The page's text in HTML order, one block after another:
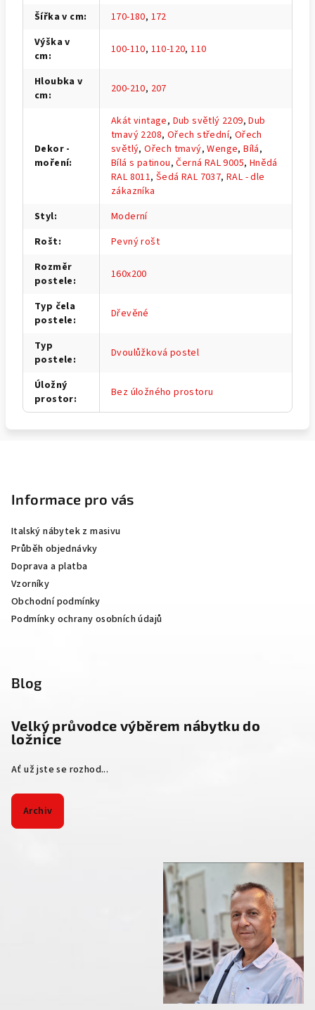
Šířka v cm: 170-180, 172
Výška v
cm: 100-110, 110-120,110
Hloubka v
cm: 200-210, 207
Dekor -
moření:
Akát vintage, Dub světlý 2209,Dub
tmavý 2208, Ořech střední, Ořech
světlý,Ořech tmavý,Wenge,Bílá,
Bílá s patinou,Černá RAL 9005, Hnědá
RAL 8011,Šedá RAL 7037,RAL - dle
zákazníka
Styl:
Moderní
Rošt:
Pevný rošt
Rozměr
postele: 160x200
Typ čela
postele: Dřevěné
Typ
postele: Dvoulůžková postel
Úložný
prostor: Bez úložného prostoru
Informace pro vás
Italský nábytek z masivu
Průběh objednávky
Doprava a platba
Vzorníky
Obchodní podmínky
Podmínky ochrany osobních údajů
Blog
Velký průvodce výběrem nábytku do
ložnice
Ať už jste se rozhod...
Archiv